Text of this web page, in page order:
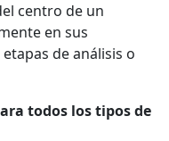
centro de un
en sus
de análisis o
todos los tipos de